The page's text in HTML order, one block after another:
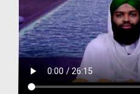
Rohani Ilaj
Donation